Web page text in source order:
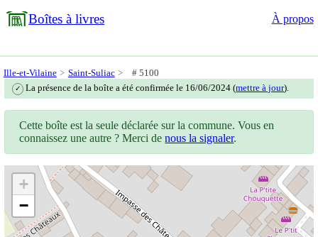
Boîtes à livres À propos
Ille-et-Vilaine Saint-Suliac # 5100
✓ La présence de la boîte a été confirmée le 16/06/2024 (mettre à jour).
Cette boîte est la seule déclarée sur la commune. Vous en
connaissez une autre ? Merci denous la signaler.
+
−